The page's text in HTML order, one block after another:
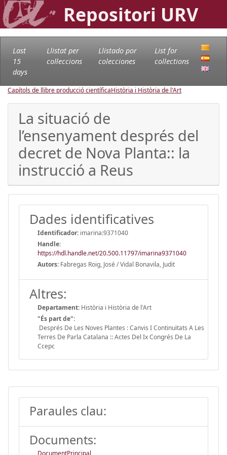
Repositori URV
Last
15
days
Llistat per
col·leccions
Llistado por
colecciones
List for
collections
Capítols de llibre producció científicaHistòria i Història de l'Art
La situació de
l’ensenyament després del
decret de Nova Planta:: la
instrucció a Reus
Dades identificatives
Identificador: imarina:9371040
Handle:
https://hdl.handle.net/20.500.11797/imarina9371040
Autors: Fabregas Roig, José / Vidal Bonavila, Judit
Altres:
Departament: Història i Història de l'Art
"És part de":
Després De Les Noves Plantes : Canvis I Continuïtats A Les
Terres De Parla Catalana :: Actes Del Ix Congrés De La
Ccepc
Paraules clau:
Documents:
DocumentPrincipal